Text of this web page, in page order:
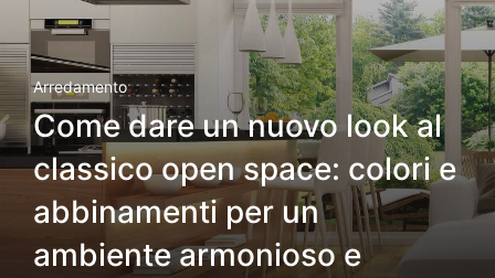
Arredamento
Come dare un nuovo look al
classico open space: colori e
abbinamenti per un
ambiente armonioso e